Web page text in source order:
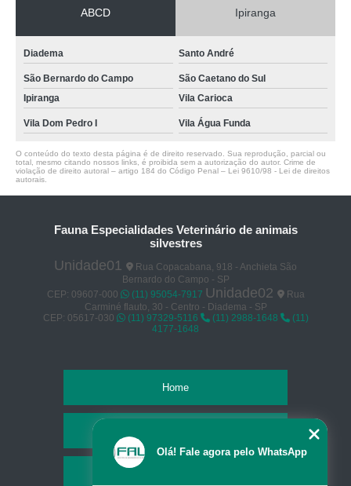
ABCD Ipiranga
Diadema Santo André
São Bernardo do Campo
São Caetano do Sul
Ipiranga
Vila Carioca
Vila Dom Pedro I Vila Água Funda
O conteúdo do texto desta página é de direito reservado. Sua reprodução, parcial ou
total, mesmo citando nossos links, é proibida sem a autorização do autor. Crime de
violação de direito autoral – artigo 184 do Código Penal – Lei 9610/98 - Lei de direitos
autorais
Fauna Especialidades Veterinário de animais
silvestres
Unidade01
Rua Copacabana, 918 - Anchieta São
Bernardo do Campo - SP
CEP: 09607-000
(11) 95054-7917 Unidade02
Rua
Carminé flauto, 30 - Centro - Diadema - SP
CEP: 05617-030
(11) 97329-5116 (11) 2988-1648
(11)
4177-1648
Home
Olá! Fale agora pelo WhatsApp